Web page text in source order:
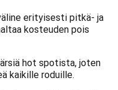
erityisesti pitkä- ja
kosteuden pois
hot spotista, joten
kaikille roduille.